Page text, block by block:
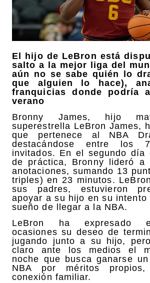
El hijo de LeBron está
salto a la mejor liga del
aún no se sabe quién lo
que alguien lo hace),
franquicias donde podría
verano
Bronny James, hijo
superestrella LeBron James,
que pertenece al NBA
destacándose entre los
invitados. En el segundo día
de práctica, Bronny lideró a
anotaciones, sumando 13
triples) en 23 minutos.
sus padres, estuvieron
apoyar a su hijo en su intento
sueño de llegar a la NBA.
LeBron ha expresado
ocasiones su deseo de
jugando junto a su hijo,
claro ante los medios el
noche que busca ganarse
NBA por méritos
conexión familiar.